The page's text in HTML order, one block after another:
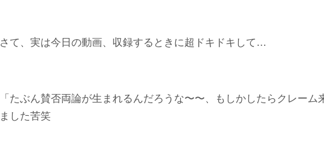
さて、実は今日の動画、収録するときに超ドキドキして…
「たぶん賛否両論が生まれるんだろうな〜〜、もしかしたらクレー
ました苦笑